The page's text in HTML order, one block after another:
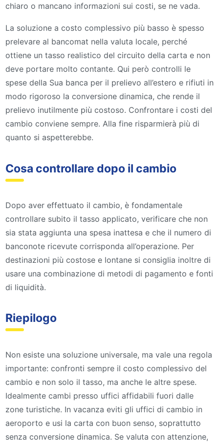
chiaro o mancano informazioni sui costi, se ne vada.
La soluzione a costo complessivo più basso è spesso
prelevare al bancomat nella valuta locale, perché
ottiene un tasso realistico del circuito della carta e non
deve portare molto contante. Qui però controlli le
spese della Sua banca per il prelievo all’estero e rifiuti in
modo rigoroso la conversione dinamica, che rende il
prelievo inutilmente più costoso. Confrontare i costi del
cambio conviene sempre. Alla fine risparmierà più di
quanto si aspetterebbe.
Cosa controllare dopo il cambio
Dopo aver effettuato il cambio, è fondamentale
controllare subito il tasso applicato, verificare che non
sia stata aggiunta una spesa inattesa e che il numero di
banconote ricevute corrisponda all’operazione. Per
destinazioni più costose e lontane si consiglia inoltre di
usare una combinazione di metodi di pagamento e fonti
di liquidità.
Riepilogo
Non esiste una soluzione universale, ma vale una regola
importante: confronti sempre il costo complessivo del
cambio e non solo il tasso, ma anche le altre spese.
Idealmente cambi presso uffici affidabili fuori dalle
zone turistiche. In vacanza eviti gli uffici di cambio in
aeroporto e usi la carta con buon senso, soprattutto
senza conversione dinamica. Se valuta con attenzione,